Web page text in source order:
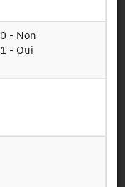
0 - Non
1 - Oui